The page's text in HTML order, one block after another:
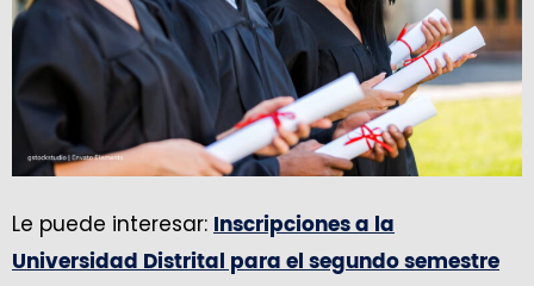
Le puede interesar:
Inscripciones a la
Universidad Distrital para el segundo semestre